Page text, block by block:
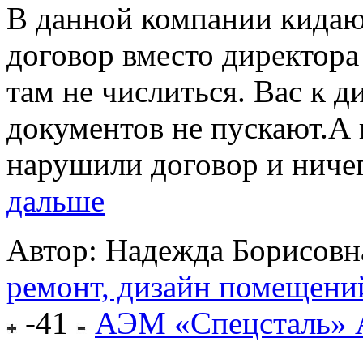
В данной компании
договор вместо
там не числиться. Вас к
документов не
нарушили договор и
дальше
Автор: Надежда
ремонт, дизайн
-41
АЭМ «Спецсталь»